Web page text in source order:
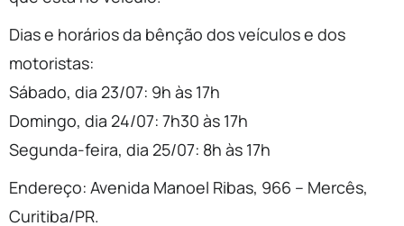
Dias e horários da bênção dos veículos e dos
motoristas:
Sábado, dia 23/07: 9h às 17h
Domingo, dia 24/07: 7h30 às 17h
Segunda-feira, dia 25/07: 8h às 17h
Endereço: Avenida Manoel Ribas, 966 – Mercês,
Curitiba/PR.